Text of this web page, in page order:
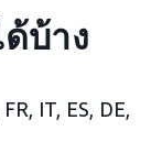
บ้าง
IT, ES, DE,